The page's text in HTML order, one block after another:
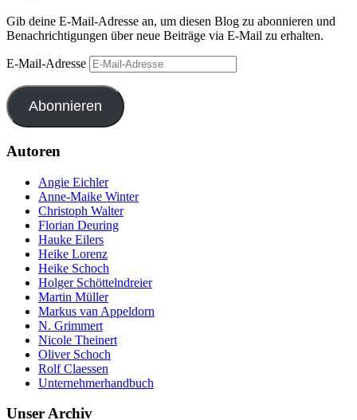
Gib deine E-Mail-Adresse an, um diesen Blog zu abonnieren und
Benachrichtigungen über neue Beiträge via E-Mail zu erhalten.
E-Mail-Adresse
Abonnieren
Autoren
Angie Eichler
Anne-Maike Winter
Christoph Walter
Florian Deuring
Hauke Eilers
Heike Lorenz
Heike Schoch
Holger Schöttelndreier
Martin Müller
Markus van Appeldorn
N. Grimmert
Nicole Theinert
Oliver Schoch
Rolf Claessen
Unternehmerhandbuch
Unser Archiv